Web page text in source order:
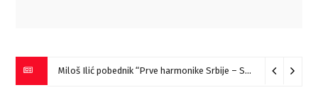
Miloš Ilić pobednik “Prve harmonike Srbije – Sokobanja” (VIDEO)